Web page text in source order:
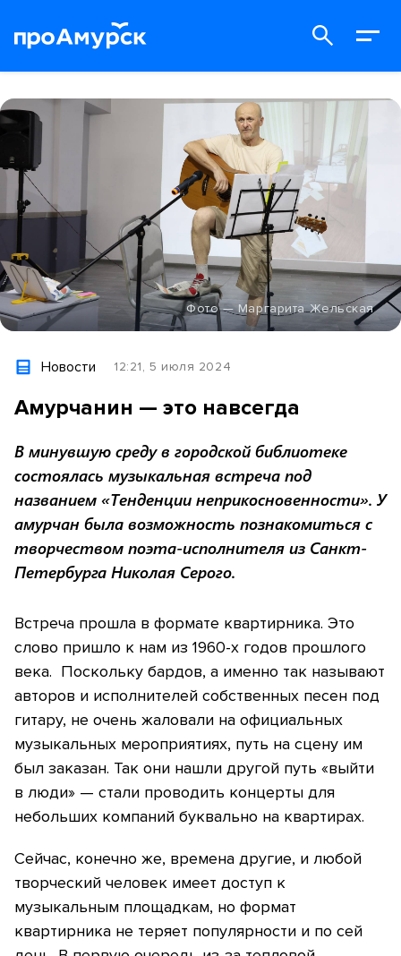
Фото — Маргарита Жельская
Новости 12:21, 5 июля 2024
Амурчанин — это навсегда
В минувшую среду в городской библиотеке
состоялась музыкальная встреча под
названием «Тенденции неприкосновенности». У
амурчан была возможность познакомиться с
творчеством поэта-исполнителя из Санкт-
Петербурга Николая Серого.
Встреча прошла в формате квартирника. Это
слово пришло к нам из 1960-х годов прошлого
века. Поскольку бардов, а именно так называют
авторов и исполнителей собственных песен под
гитару, не очень жаловали на официальных
музыкальных мероприятиях, путь на сцену им
был заказан. Так они нашли другой путь «выйти
в люди» — стали проводить концерты для
небольших компаний буквально на квартирах.
Сейчас, конечно же, времена другие, и любой
творческий человек имеет доступ к
музыкальным площадкам, но формат
квартирника не теряет популярности и по сей